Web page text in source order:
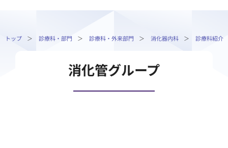
トップ 診療科・部門 診療科・外来部門 消化器内科 診療科紹介
消化管グループ